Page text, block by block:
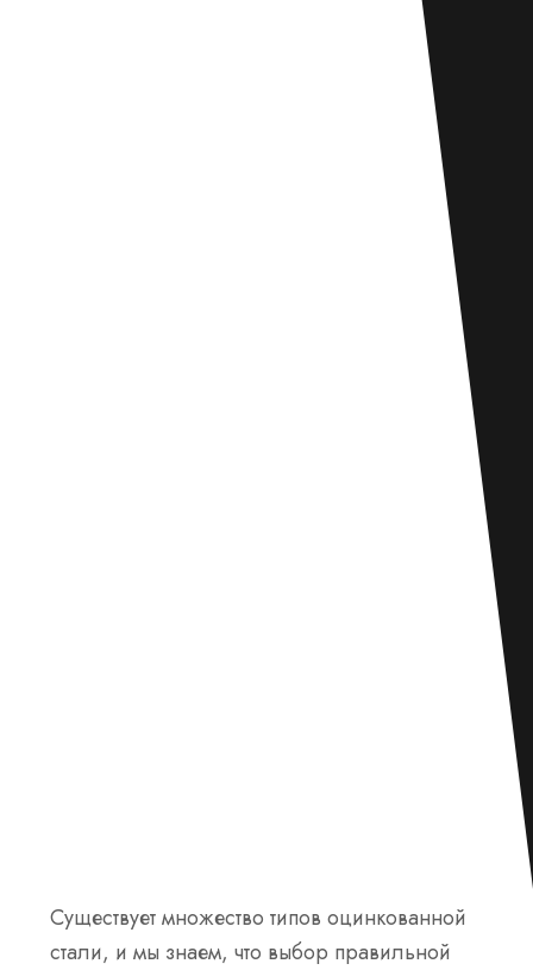
Существует множество типов оцинкованной
стали, и мы знаем, что выбор правильной